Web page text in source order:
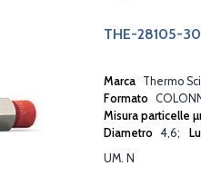
THE-28105-
Marca Thermo
Formato
Misura particelle
Diametro 4,6
UM. N